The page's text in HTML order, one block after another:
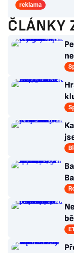
reklama
ČLÁNKY
v